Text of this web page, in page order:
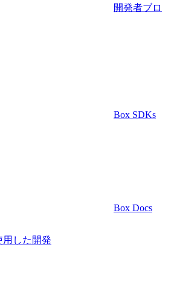
開発者ブロ
Box SDKs
Box Docs
用した開発